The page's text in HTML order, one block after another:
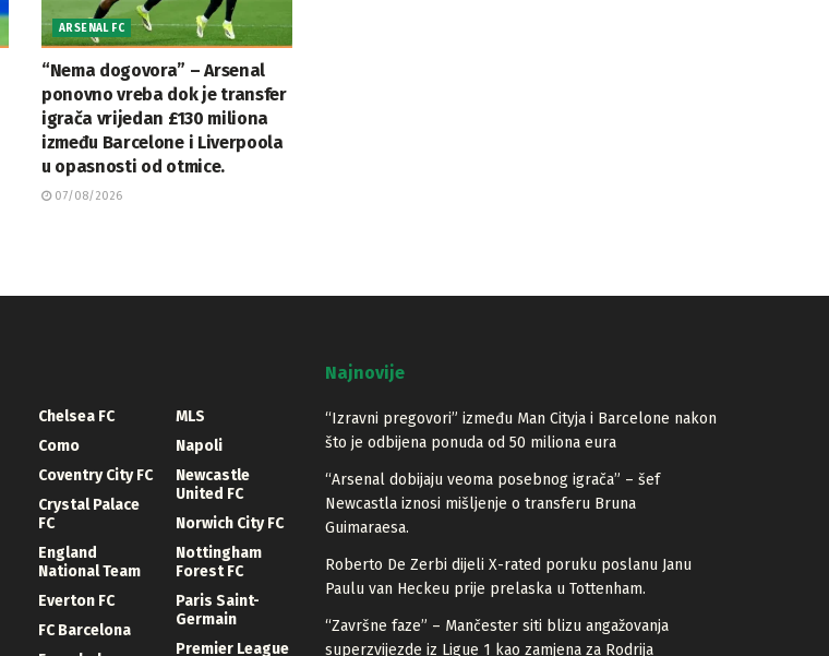
ARSENAL FC
“Nema dogovora” – Arsenal
ponovno vreba dok je transfer
igrača vrijedan £130 miliona
između Barcelone i Liverpoola
u opasnosti od otmice.
07/08/2026
Chelsea FC
Como
Coventry City FC
Crystal Palace
FC
England
National Team
Everton FC
FC Barcelona
MLS
Napoli
Newcastle
United FC
Norwich City FC
Nottingham
Forest FC
Paris Saint-
Germain
Premier League
Najnovije
“Izravni pregovori” između Man Cityja i Barcelone nakon
što je odbijena ponuda od 50 miliona eura
“Arsenal dobijaju veoma posebnog igrača” – šef
Newcastla iznosi mišljenje o transferu Bruna
Guimaraesa.
Roberto De Zerbi dijeli X-rated poruku poslanu Janu
Paulu van Heckeu prije prelaska u Tottenham.
“Završne faze” – Mančester siti blizu angažovanja
superzvijezde iz Ligue 1 kao zamjena za Rodrija